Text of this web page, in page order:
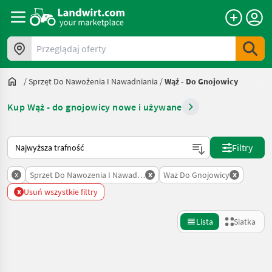
Przeglądaj oferty
/Sprzęt Do Nawożenia I Nawadniania /Wąż - Do Gnojowicy
Kup Wąż - do gnojowicy nowe i używane
Tak sortuje się na Landwirt.com
Filtry
x Sprzet Do Nawozenia I Nawadniania
x Waz Do Gnojowicy x
x Usuń wszystkie filtry
Lista Siatka